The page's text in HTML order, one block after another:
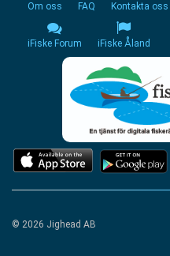
Om oss FAQ Kontakta oss
iFiske Forum iFiske Åland
© 2026 Jighead AB